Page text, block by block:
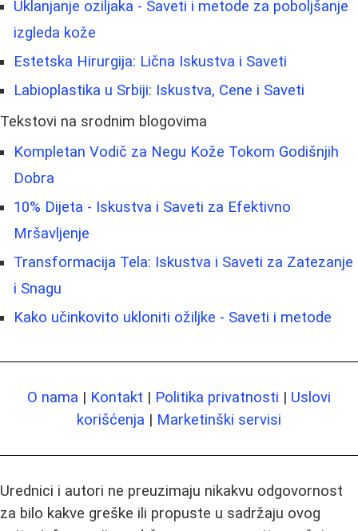
Uklanjanje oziljaka - Saveti i metode za poboljšanje
izgleda kože
Estetska Hirurgija: Lična Iskustva i Saveti
Labioplastika u Srbiji: Iskustva, Cene i Saveti
Tekstovi na srodnim blogovima
Kompletan Vodič za Negu Kože Tokom Godišnjih
Dobra
10% Dijeta - Iskustva i Saveti za Efektivno
Mršavljenje
Transformacija Tela: Iskustva i Saveti za Zatezanje
i Snagu
Kako učinkovito ukloniti ožiljke - Saveti i metode
O nama | Kontakt | Politika privatnosti | Uslovi
korišćenja | Marketinški servisi
Urednici i autori ne preuzimaju nikakvu odgovornost
za bilo kakve greške ili propuste u sadržaju ovog